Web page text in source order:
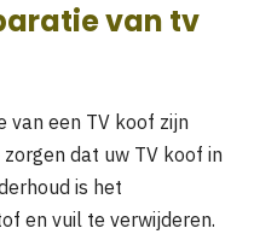
van tv
van een TV koof zijn
dat uw TV koof in
is het
en vuil te verwijderen.